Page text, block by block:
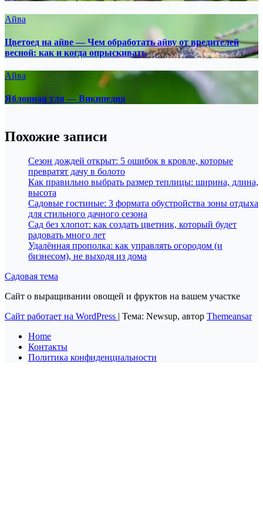
Айва
Цветоед на айве — Чем обработать айву от вредителей
весной: как и когда опрыскивать
Айва
Яблонная тля — Википедия
Похожие записи
Сезон дождей открыт: 5 ошибок в кровле, которые
превратят дачу в болото
Как правильно выбрать размер теплицы: ширина, длина,
высота
Садовые гостиные: 3 формата обустройства зоны отдыха
для стильного дачного сезона
Сад без хлопот: как создать цветник, который будет
радовать много лет
Удалённая прополка: как управлять огородом (и
бизнесом), не выходя из дома
Садовая тема
Сайт о выращивании овощей и фруктов на вашем участке
Сайт работает на WordPress | Тема: Newsup, автор Themeansar
Home
Контакты
Политика конфиденциальности